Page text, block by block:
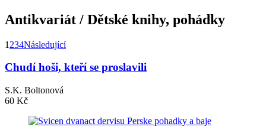
Antikvariát / Dětské knihy, pohádky
1 234Následující
Chudí hoši, kteří se proslavili
S.K. Boltonová
60 Kč